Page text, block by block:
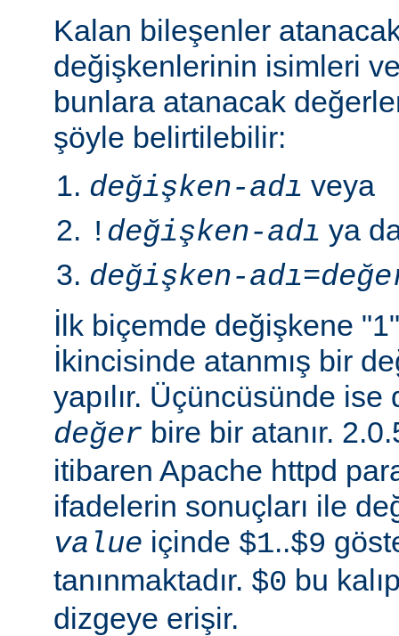
Kalan bileşenler
değişkenlerinin isimleri
bunlara atanacak
şöyle belirtilebilir:
değişken-adı veya
! değişken-adı ya
değişken-adı=
İlk biçemde değişkene
İkincisinde atanmış bir
yapılır. Üçüncüsünde
değer bire bir atanır.
itibaren Apache httpd
ifadelerin sonuçları ile
value içinde $1..$9
tanınmaktadır. $0 bu
dizgeye erişir.